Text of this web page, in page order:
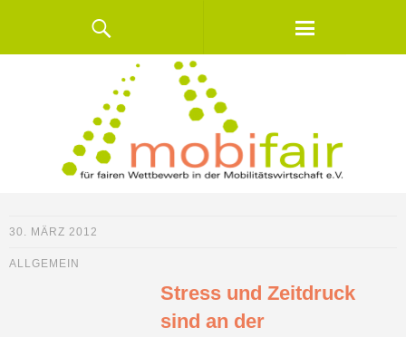
30. MÄRZ 2012
ALLGEMEIN
Stress und Zeitdruck
sind an der